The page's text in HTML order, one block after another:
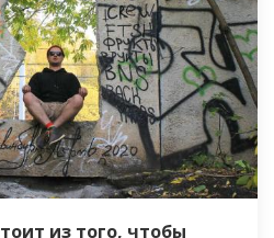
из того, чтобы